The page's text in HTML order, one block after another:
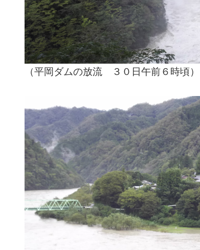
（平岡ダムの放流 ３０日午前６時頃）